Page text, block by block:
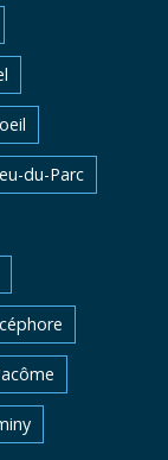
du-Parc